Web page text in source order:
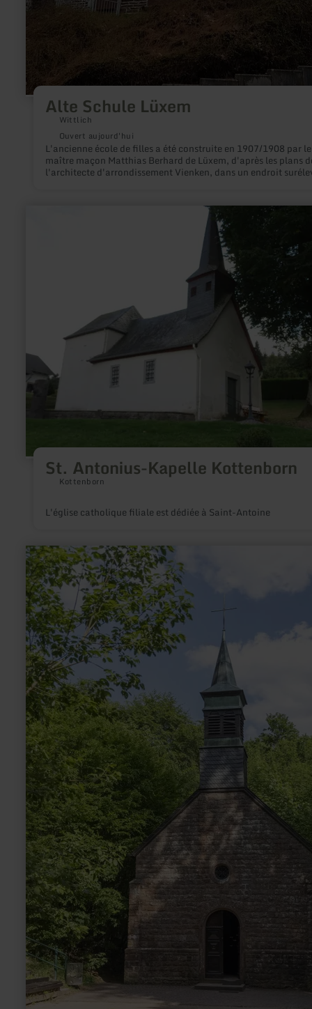
Alte Schule Lüxem
Wittlich
Ouvert aujourd'hui
L'ancienne école de filles a été construite en 1907/1908 par le
maître maçon Matthias Berhard de Lüxem, d'après les plans
l'architecte d'arrondissement Vienken, dans un endroit
St. Antonius-Kapelle Kottenborn
Kottenborn
L'église catholique filiale est dédiée à Saint-Antoine
en
savoir
plus
sur
:
Büschkapelle
&amp;
Grafenkreuz